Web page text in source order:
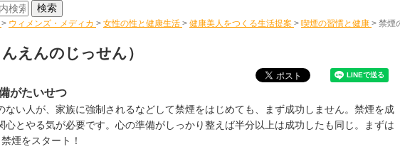
> ウィメンズ・メディカ > 女性の性と健康生活 > 健康美人をつくる生活提案 > 喫煙の習慣と健康 > 禁煙
んえんのじっせん）
がたいせつ
い人が、家族に強制されるなどして禁煙をはじめても、まず成功しません。禁煙を成
心とやる気が必要です。心の準備がしっかり整えば半分以上は成功したも同じ。まずは
煙をスタート！